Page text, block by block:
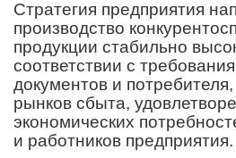
Стратегия предприятия
производство
продукции стабильно
соответствии с
документов и
рынков сбыта,
экономических
и работников предприятия.